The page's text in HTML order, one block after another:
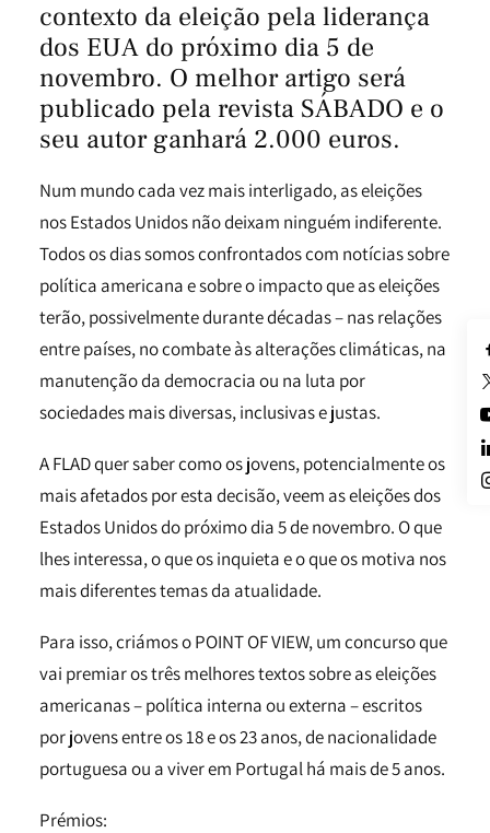
contexto da eleição pela liderança
dos EUA do próximo dia 5 de
novembro. O melhor artigo será
publicado pela revista SÁBADO e o
seu autor ganhará 2.000 euros.
Num mundo cada vez mais interligado, as eleições
nos Estados Unidos não deixam ninguém indiferente.
Todos os dias somos confrontados com notícias sobre
política americana e sobre o impacto que as eleições
terão, possivelmente durante décadas – nas relações
entre países, no combate às alterações climáticas, na
manutenção da democracia ou na luta por
sociedades mais diversas, inclusivas e justas.
A FLAD quer saber como os jovens, potencialmente os
mais afetados por esta decisão, veem as eleições dos
Estados Unidos do próximo dia 5 de novembro. O que
lhes interessa, o que os inquieta e o que os motiva nos
mais diferentes temas da atualidade.
Para isso, criámos o POINT OF VIEW, um concurso que
vai premiar os três melhores textos sobre as eleições
americanas – política interna ou externa – escritos
por jovens entre os 18 e os 23 anos, de nacionalidade
portuguesa ou a viver em Portugal há mais de 5 anos.
Prémios: